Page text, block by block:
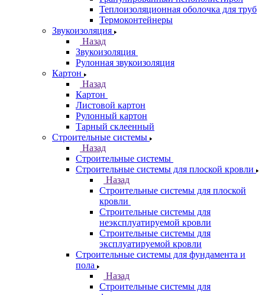
Теплоизоляционная оболочка для труб
Термоконтейнеры
Звукоизоляция
Назад
Звукоизоляция
Рулонная звукоизоляция
Картон
Назад
Картон
Листовой картон
Рулонный картон
Тарный склеенный
Строительные системы
Назад
Строительные системы
Строительные системы для плоской кровли
Назад
Строительные системы для плоской
кровли
Строительные системы для
неэксплуатируемой кровли
Строительные системы для
эксплуатируемой кровли
Строительные системы для фундамента и
пола
Назад
Строительные системы для